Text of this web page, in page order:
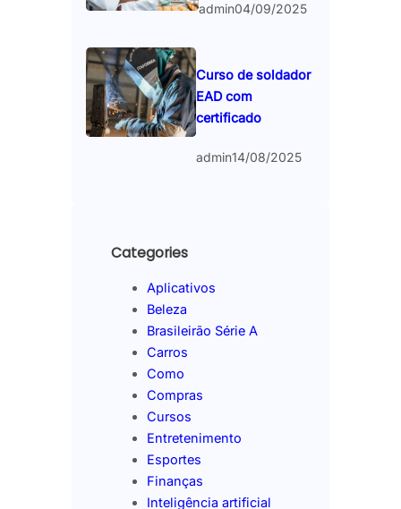
admin04/09/2025
Curso de soldador
EAD com
certificado
admin14/08/2025
Categories
Aplicativos
Beleza
Brasileirão Série A
Carros
Como
Compras
Cursos
Entretenimento
Esportes
Finanças
Inteligência artificial